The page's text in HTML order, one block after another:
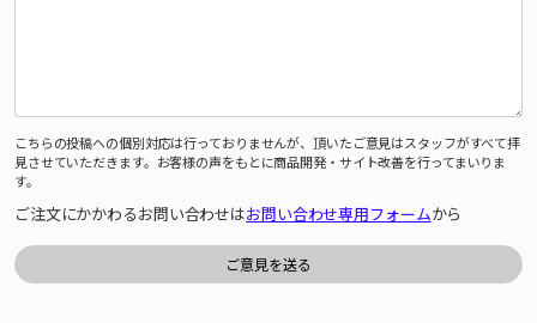
こちらの投稿への個別対応は行っておりませんが、頂いたご意見はスタッフがすべて拝
見させていただきます。お客様の声をもとに商品開発・サイト改善を行ってまいりま
す。
ご注文にかかわるお問い合わせはお問い合わせ専用フォームから